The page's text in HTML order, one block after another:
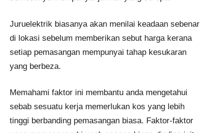
Juruelektrik biasanya akan menilai keadaan sebenar
di lokasi sebelum memberikan sebut harga kerana
setiap pemasangan mempunyai tahap kesukaran
yang berbeza.
Memahami faktor ini membantu anda mengetahui
sebab sesuatu kerja memerlukan kos yang lebih
tinggi berbanding pemasangan biasa. Faktor-faktor